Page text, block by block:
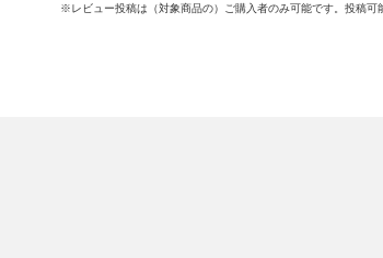
※レビュー投稿は（対象商品の）ご購入者のみ可能です。投稿